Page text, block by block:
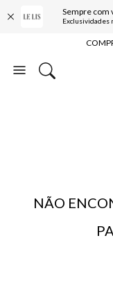
Sempre com
Exclusividades
10%
NÃO